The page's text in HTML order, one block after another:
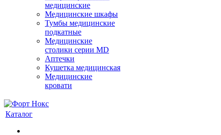
медицинские
Медицинские шкафы
Тумбы медицинские
подкатные
Медицинские
столики серии MD
Аптечки
Кушетка медицинская
Медицинские
кровати
Каталог